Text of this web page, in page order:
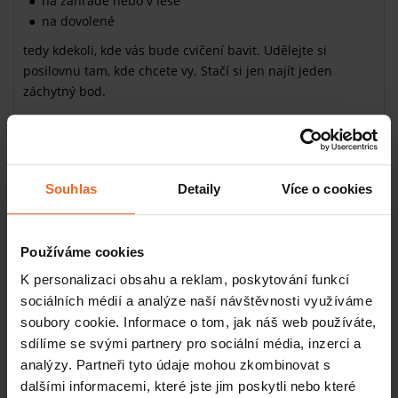
Souhlas Detaily Více o cookies
Používáme cookies
K personalizaci obsahu a reklam, poskytování funkcí
sociálních médií a analýze naší návštěvnosti využíváme
soubory cookie. Informace o tom, jak náš web používáte,
sdílíme se svými partnery pro sociální média, inzerci a
analýzy. Partneři tyto údaje mohou zkombinovat s
dalšími informacemi, které jste jim poskytli nebo které
na dovolené
tedy kdekoli, kde vás bude cvičení bavit. Udělejte si
posilovnu tam, kde chcete vy. Stačí si jen najít jeden
záchytný bod.
Celý systém pohodlně sbalíte do sportovní tašky nebo
kufru, takže ani na chatě nebo na služební cestě nebudete
Jak závěsný posilovací systém vlastně
Posilovací systém MAX Gym se vyznačuje překvapivou
skladností. Z jakých částí se skládá?
popruh z vysoce kvalitního a odolného nylonu
snosností až 150 kg
kovové kroužky a spony umožňujícísnadné nastavení
délky (130 – 230 cm)
pěnová madla vám zaručímaximální pohodlí